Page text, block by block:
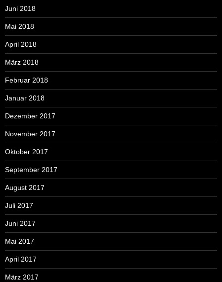
Juni 2018
Mai 2018
April 2018
März 2018
Februar 2018
Januar 2018
Dezember 2017
November 2017
Oktober 2017
September 2017
August 2017
Juli 2017
Juni 2017
Mai 2017
April 2017
März 2017